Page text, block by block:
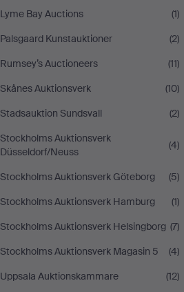
Lyme Bay Auctions
(1)
Palsgaard Kunstauktioner
(2)
Rumsey’s Auctioneers
(11)
Skånes Auktionsverk
(10)
Stadsauktion Sundsvall
(2)
Stockholms Auktionsverk
Düsseldorf/Neuss
(4)
Stockholms Auktionsverk Göteborg
(5)
Stockholms Auktionsverk Hamburg
(1)
Stockholms Auktionsverk Helsingborg (7)
Stockholms Auktionsverk Magasin 5
(4)
Uppsala Auktionskammare
(12)